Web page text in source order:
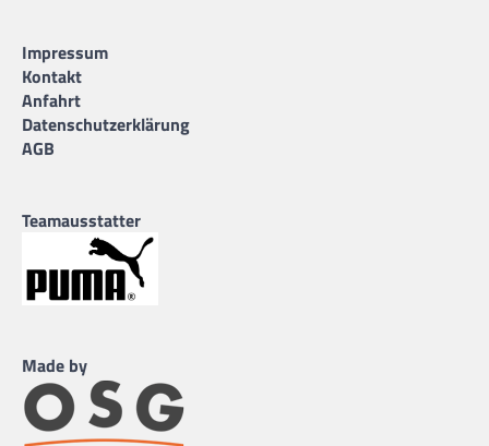
Impressum
Kontakt
Anfahrt
Datenschutzerklärung
AGB
Teamausstatter
Made by